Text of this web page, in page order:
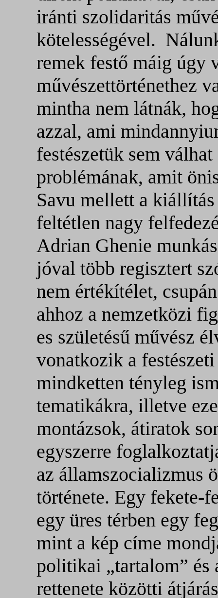
iránti szolidaritás
kötelességével.
remek festő máig úgy
művészettörténethez
mintha nem látnák,
azzal, ami
festészetük sem
problémának, amit
Savu mellett a
feltétlen nagy
Adrian Ghenie
jóval több regisztert
nem értékítélet,
ahhoz a nemzetközi
es születésű művész
vonatkozik a
mindketten tényleg
tematikákra, illetve
montázsok, átiratok
egyszerre
az államszocializmus
története. Egy fekete-
egy üres térben egy
mint a kép címe
politikai „tartalom” és
rettenete közötti